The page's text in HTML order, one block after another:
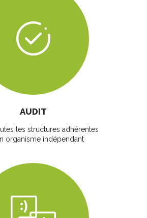
AUDIT
les structures adhérentes
organisme indépendant